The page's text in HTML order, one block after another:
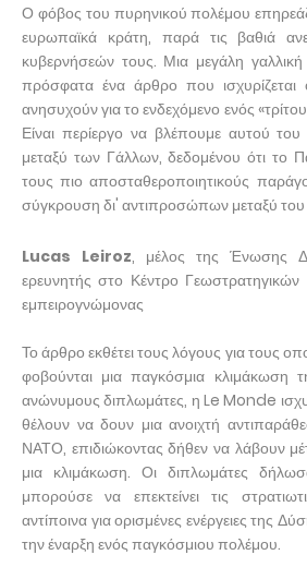
Ο φόβος του πυρηνικού πολέμου
ευρωπαϊκά κράτη, παρά τις βαθιά
κυβερνήσεών τους. Μια μεγάλη
πρόσφατα ένα άρθρο που ισχυρίζεται
ανησυχούν για το ενδεχόμενο ενός
Είναι περίεργο να βλέπουμε αυτού του
μεταξύ των Γάλλων, δεδομένου ότι το
τους πιο αποσταθεροποιητικούς
σύγκρουση δι' αντιπροσώπων μεταξύ
Lucas Leiroz, μέλος της Ένωσης
ερευνητής στο Κέντρο Γεωστρατηγικών
εμπειρογνώμονας
Το άρθρο εκθέτει τους λόγους για τους
φοβούνται μια παγκόσμια κλιμάκωση
ανώνυμους διπλωμάτες, η Le Monde
θέλουν να δουν μια ανοιχτή
ΝΑΤΟ, επιδιώκοντας δήθεν να λάβουν
μια κλιμάκωση. Οι διπλωμάτες
μπορούσε να επεκτείνει τις
αντίποινα για ορισμένες ενέργειες της
την έναρξη ενός παγκόσμιου πολέμου.